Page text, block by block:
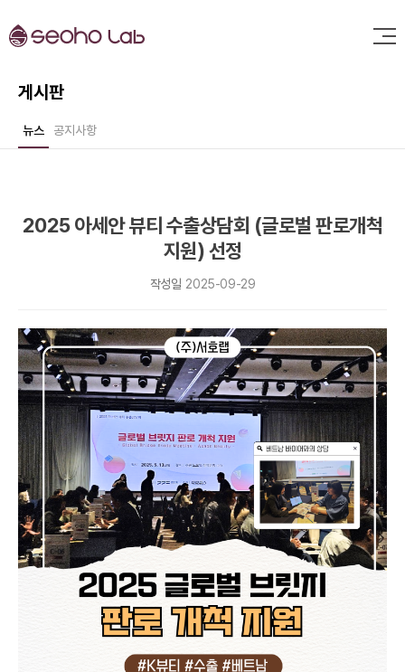
게시판
뉴스 공지사항
2025 아세안 뷰티 수출상담회 (글로벌 판로개척
지원) 선정
작성일 2025-09-29